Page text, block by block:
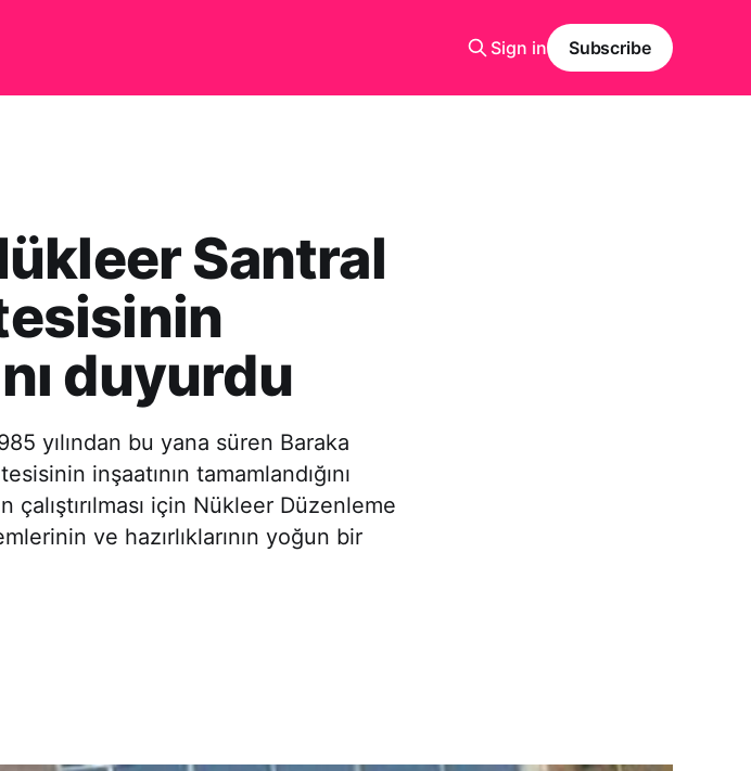
Sign in Subscribe
Santral
duyurdu
yılından bu yana süren Baraka
inşaatının tamamlandığını
için Nükleer Düzenleme
ve hazırlıklarının yoğun bir